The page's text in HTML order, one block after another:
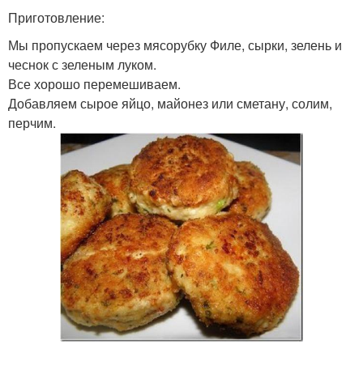
Приготовление:
Мы пропускаем через мясорубку Филе, сырки, зелень и
чеснок с зеленым луком.
Все хорошо перемешиваем.
Добавляем сырое яйцо, майонез или сметану, солим,
перчим.